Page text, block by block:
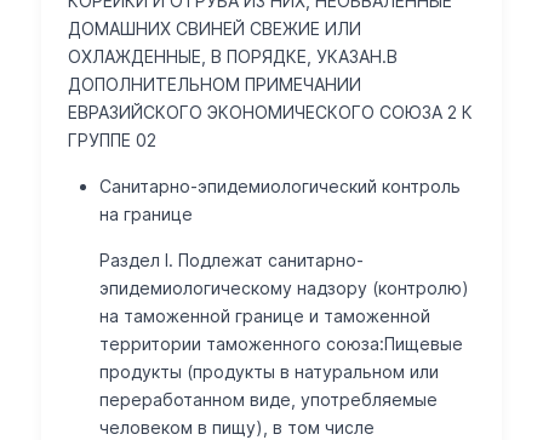
Запрещен ввоз в таможенном режиме свободной
Постановление Правительства N 186 от 31.03.06.
Особый порядок оформления
Ввоз регурируется Постановлением Правительства N 732
Дополнительные требования к описанию товаров:
процентное соотношение жира и мяса в продукте
Примечания. 1. Для целей применения настоящего перечня
Решение Комиссии ТС от 20.05.2010 N 257 в ред. Решения
ДОМАШНИХ СВИНЕЙ СВЕЖИЕ ИЛИ
ОХЛАЖДЕННЫЕ, В ПОРЯДКЕ, УКАЗАН.В
ДОПОЛНИТЕЛЬНОМ ПРИМЕЧАНИИ
ЕВРАЗИЙСКОГО ЭКОНОМИЧЕСКОГО СОЮЗА 2 К
ГРУППЕ 02
Санитарно-эпидемиологический контроль
на границе
Раздел I. Подлежат санитарно-
эпидемиологическому надзору (контролю)
на таможенной границе и таможенной
территории таможенного союза:Пищевые
продукты (продукты в натуральном или
переработанном виде, употребляемые
человеком в пищу), в том числе